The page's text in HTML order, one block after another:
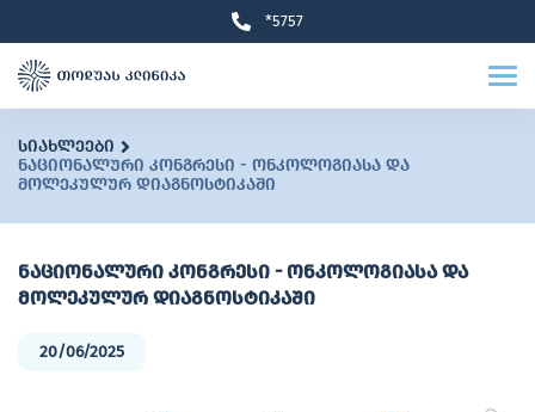
*5757
სიახლეები
ნაციონალური კონგრესი - ონკოლოგიასა და
მოლეკულურ დიაგნოსტიკაში
ნაციონალური კონგრესი - ონკოლოგიასა და
მოლეკულურ დიაგნოსტიკაში
20/06/2025